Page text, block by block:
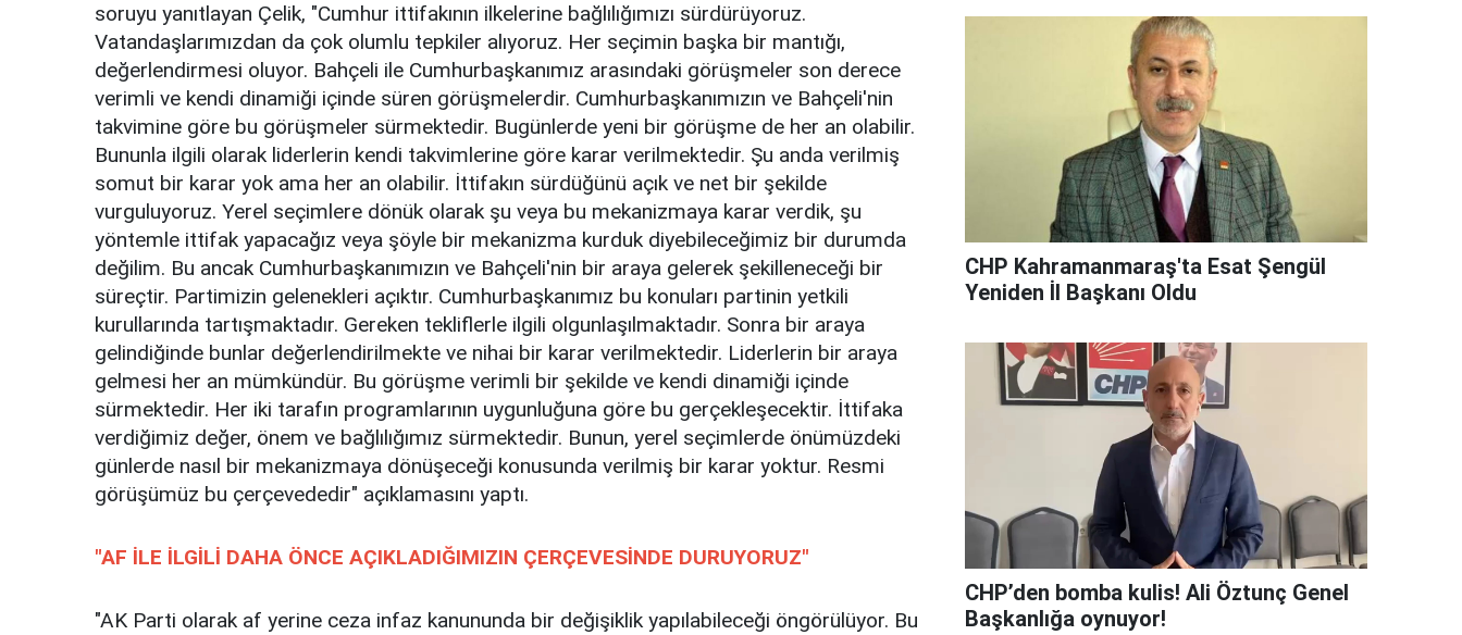
soruyu yanıtlayan Çelik, "Cumhur ittifakının ilkelerine bağlılığımızı sürdürüyoruz.
Vatandaşlarımızdan da çok olumlu tepkiler alıyoruz. Her seçimin başka bir mantığı,
değerlendirmesi oluyor. Bahçeli ile Cumhurbaşkanımız arasındaki görüşmeler son derece
verimli ve kendi dinamiği içinde süren görüşmelerdir. Cumhurbaşkanımızın ve Bahçeli'nin
takvimine göre bu görüşmeler sürmektedir. Bugünlerde yeni bir görüşme de her an olabilir.
Bununla ilgili olarak liderlerin kendi takvimlerine göre karar verilmektedir. Şu anda verilmiş
somut bir karar yok ama her an olabilir. İttifakın sürdüğünü açık ve net bir şekilde
vurguluyoruz. Yerel seçimlere dönük olarak şu veya bu mekanizmaya karar verdik, şu
yöntemle ittifak yapacağız veya şöyle bir mekanizma kurduk diyebileceğimiz bir durumda
değilim. Bu ancak Cumhurbaşkanımızın ve Bahçeli'nin bir araya gelerek şekilleneceği bir
süreçtir. Partimizin gelenekleri açıktır. Cumhurbaşkanımız bu konuları partinin yetkili
kurullarında tartışmaktadır. Gereken tekliflerle ilgili olgunlaşılmaktadır. Sonra bir araya
gelindiğinde bunlar değerlendirilmekte ve nihai bir karar verilmektedir. Liderlerin bir araya
gelmesi her an mümkündür. Bu görüşme verimli bir şekilde ve kendi dinamiği içinde
sürmektedir. Her iki tarafın programlarının uygunluğuna göre bu gerçekleşecektir. İttifaka
verdiğimiz değer, önem ve bağlılığımız sürmektedir. Bunun, yerel seçimlerde önümüzdeki
günlerde nasıl bir mekanizmaya dönüşeceği konusunda verilmiş bir karar yoktur. Resmi
görüşümüz bu çerçevededir" açıklamasını yaptı.
"AF İLE İLGİLİ DAHA ÖNCE AÇIKLADIĞIMIZIN ÇERÇEVESİNDE DURUYORUZ"
"AK Parti olarak af yerine ceza infaz kanununda bir değişiklik yapılabileceği öngörülüyor. Bu
CHP Kahramanmaraş'ta Esat Şengül
Yeniden İl Başkanı Oldu
CHP’den bomba kulis! Ali Öztunç Genel
Başkanlığa oynuyor!